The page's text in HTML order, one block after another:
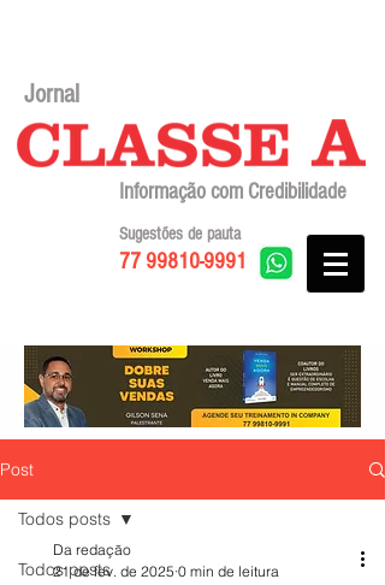
Jornal
Informação com Credibilidade
77 99810-9991
Sugestões de pauta
Post
Todos posts
Todos posts
Da redação
21 de fev. de 2025 0 min de leitura